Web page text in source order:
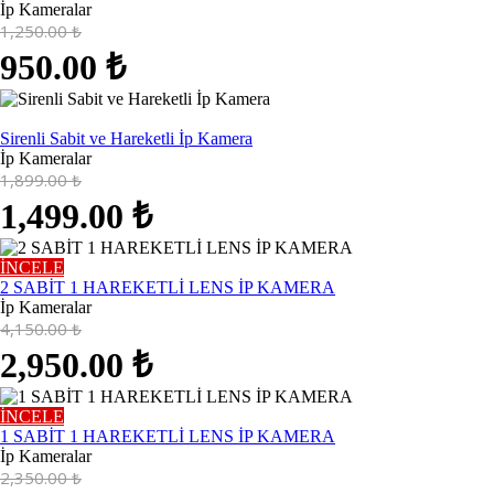
İp Kameralar
1,250.00₺
950.00 ₺
Sirenli Sabit ve Hareketli İp Kamera
İp Kameralar
1,899.00₺
1,499.00 ₺
İNCELE
2 SABİT 1 HAREKETLİ LENS İP KAMERA
İp Kameralar
4,150.00₺
2,950.00 ₺
İNCELE
1 SABİT 1 HAREKETLİ LENS İP KAMERA
İp Kameralar
2,350.00₺